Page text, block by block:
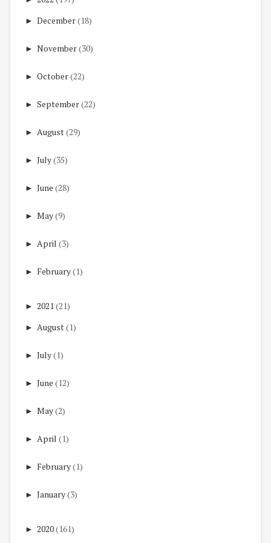
► December(18)
► November(30)
► October(22)
► September(22)
► August(29)
► July(35)
► June (28)
► May(9)
► April (3)
► February(1)
► 2021 (21)
► August(1)
► July(1)
► June (12)
► May(2)
► April (1)
► February(1)
► January(3)
► 2020(161)